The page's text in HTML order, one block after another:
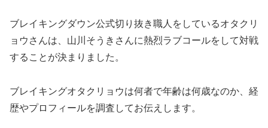
ブレイキングダウン公式切り抜き職人をしているオタクリ
ョウさんは、山川そうきさんに熱烈ラブコールをして対戦
することが決まりました。
ブレイキングオタクリョウは何者で年齢は何歳なのか、経
歴やプロフィールを調査してお伝えします。